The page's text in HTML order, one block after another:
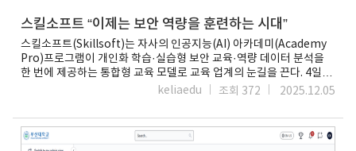
평가를 받는다. 특히 '롤 어드바이저(Role Advisor)' 기능은 변화하는
역할에 따라 학습 경로를 유연하게 조정할 수 있어, 고정된 역량
모델에 의존하지 않고도 직무 변화에 맞춘 학습 체계를 운영할 수 있는
대안으로 주목받는다.AI 아카데미 프로는 국가직무능력표준(NCS)
대분류 체계를 기반으로 HR, 세일즈, 데이터, 마케팅 등 14개 글로벌
직무군을 AI 기술과 연계한 실무 중심 교육 과정을 제공한다. 각
것이 특징이다.또 △에듀테크 분야(학습경험 디자이너, L&D 전문가)
△AI 분야(머신러닝 엔지니어, 데이터 과학자) △보안 분야
스킬소프트 “이제는 보안 역량을 훈련하는 시대”
스킬소프트(Skillsoft)는 자사의 인공지능(AI) 아카데미(Academy
Pro)프로그램이 개인화 학습·실습형 보안 교육·역량 데이터 분석을
한 번에 제공하는 통합형 교육 모델로 교육 업계의 눈길을 끈다. 4일
업계에 따르면 디지털 전환이 가속화되면서 사이버보안 역량은 더
보안 전문 역량을 갖춘 인재를 확보하고 양성해야 하는 상황이 됐다.
최근 코엑스에서 열린 People Analytics 행사에서도 해당
프로그램이 다시 한 번 주목을 받았다. 행사에서 스킬소프트는 보안
keliaedu 조회 372 2025.12.05